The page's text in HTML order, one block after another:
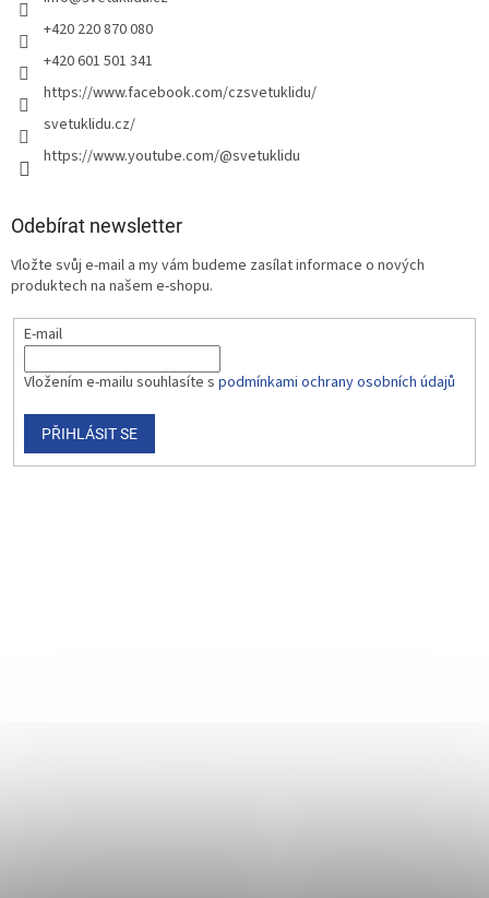
+420 220 870 080
+420 601 501 341
https://www.facebook.com/czsvetuklidu/
svetuklidu.cz/
https://www.youtube.com/@svetuklidu
Odebírat newsletter
Vložte svůj e-mail a my vám budeme zasílat informace o nových
produktech na našem e-shopu.
E-mail
Vložením e-mailu souhlasíte s podmínkami ochrany osobních údajů
PŘIHLÁSIT SE